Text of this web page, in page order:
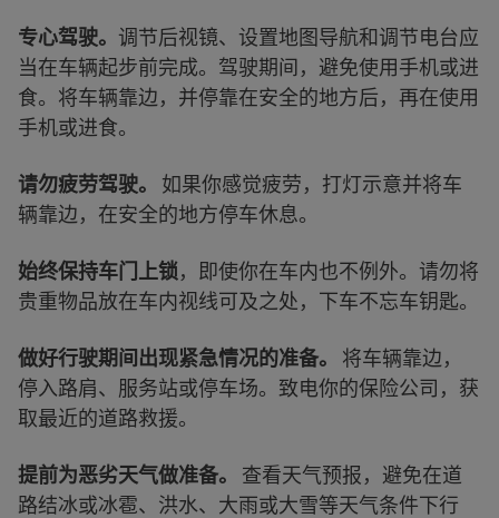
专心驾驶。 调节后视镜、设置地图导航和调节电台应
当在车辆起步前完成。驾驶期间，避免使用手机或进
食。将车辆靠边，并停靠在安全的地方后，再在使用
手机或进食。
请勿疲劳驾驶。
如果你感觉疲劳，打灯示意并将车
辆靠边，在安全的地方停车休息。
始终保持车门上锁，即使你在车内也不例外。请勿将
贵重物品放在车内视线可及之处，下车不忘车钥匙。
做好行驶期间出现紧急情况的准备。
将车辆靠边，
停入路肩、服务站或停车场。致电你的保险公司，获
取最近的道路救援。
提前为恶劣天气做准备。
查看天气预报，避免在道
路结冰或冰雹、洪水、大雨或大雪等天气条件下行